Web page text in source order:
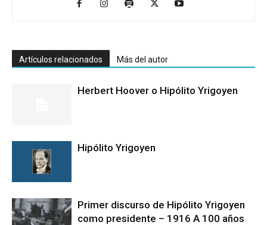
Artículos relacionados Más del autor
Herbert Hoover o Hipólito Yrigoyen
Hipólito Yrigoyen
Primer discurso de Hipólito Yrigoyen
como presidente – 1916 A 100 años